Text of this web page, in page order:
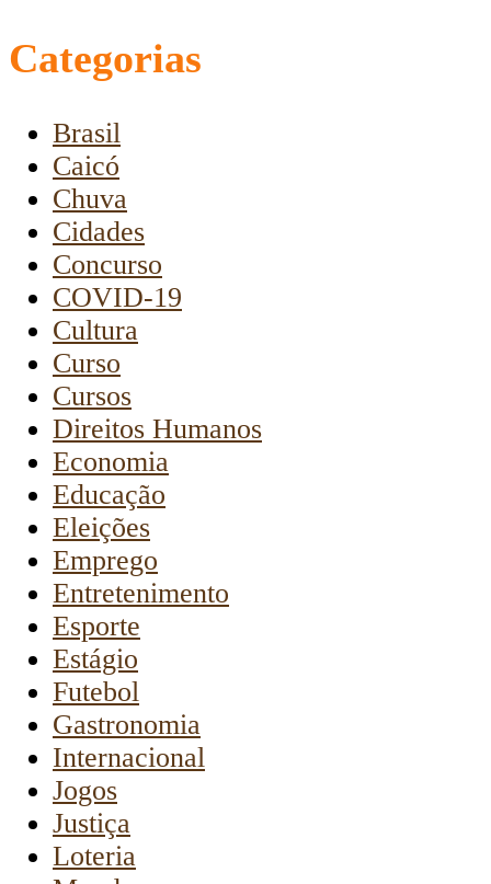
Categorias
Brasil
Caicó
Chuva
Cidades
Concurso
COVID-19
Cultura
Curso
Cursos
Direitos Humanos
Economia
Educação
Eleições
Emprego
Entretenimento
Esporte
Estágio
Futebol
Gastronomia
Internacional
Jogos
Justiça
Loteria